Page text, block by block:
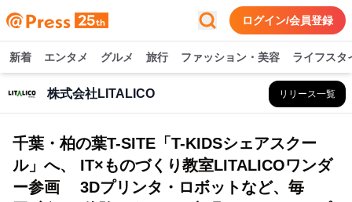
ログイン/会員登録
新着 エンタメ グルメ 旅行 ファッション・美容 ライフスタ
株式会社LITALICO リリース一覧
千葉・柏の葉T-SITE「T-KIDSシェアスクー
ル」へ、 IT×ものづくり教室LITALICOワンダ
ー参画 3Dプリンタ・ロボットなど、毎